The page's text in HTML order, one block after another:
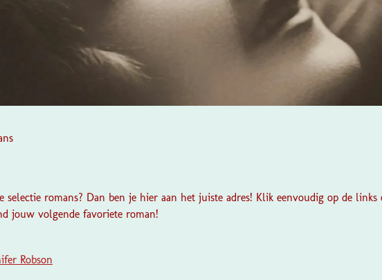
selectie romans? Dan ben je hier aan het juiste adres! Klik eenvoudig op de
jouw volgende favoriete roman!
Robson